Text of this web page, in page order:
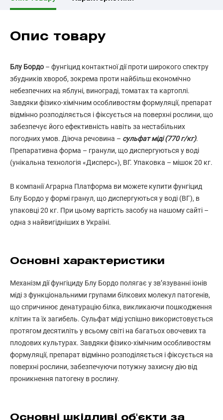
Опис товару
Блу Бордо – фунгіцид контактної дії проти широкого спектру
збудників хвороб, зокрема проти найбільш економічно
небезпечних на яблуні, винограді, томатах та картоплі.
Завдяки фізико-хімічним особливостям формуляції, препарат
відмінно розподіляється і фіксується на поверхні рослини, що
забезпечує його ефективність навіть за нестабільних
погодних умов. Діюча речовина – сульфат міді (770 г/кг).
Препаративна форма – гранули, що диспергуються у воді
(унікальна технологія «Дисперс»), ВГ. Упаковка – мішок 20 кг.
В компанії Аграрна Платформа ви можете купити фунгіцид
Блу Бордо у формі гранул, що диспергуються у воді (ВГ), в
упаковці 20 кг. При цьому вартість засобу на нашому сайті –
одна з найвигідніших в Україні.
Основні характеристики
Механізм дії фунгіциду Блу Бордо полягає у зв’язуванні іонів
міді з функціональними групами білкових молекул патогенів,
що спричинює денатурацію білка, викликаючи пошкодження
клітин та їх загибель. Сульфат міді успішно використовується
протягом десятиліть у всьому світі на багатьох овочевих та
плодових культурах. Завдяки фізико-хімічним особливостям
формуляції, препарат відмінно розподіляється і фіксується на
поверхні рослини, забезпечуючи потужну захисну дію від
проникнення патогену в рослину.
Основні шкідливі об'єкти за